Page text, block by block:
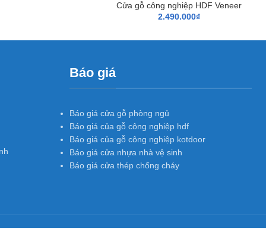
Cửa gỗ công nghiệp HDF Veneer
2.490.000₫
Báo giá
Báo giá cửa gỗ phòng ngủ
Báo giá của gỗ công nghiệp hdf
Báo giá của gỗ công nghiệp kotdoor
Báo giá cửa nhựa nhà vệ sinh
Báo giá cửa thép chống cháy